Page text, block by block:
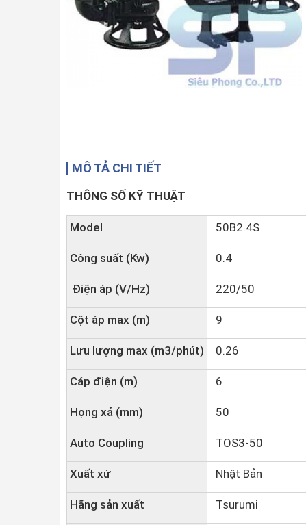
MÔ TẢ CHI TIẾT
THÔNG SỐ KỸ THUẬT
Model 50B2.4S
Công suất (Kw) 0.4
Điện áp (V/Hz) 220/50
Cột áp max (m) 9
Lưu lượng max (m3/phút) 0.26
Cáp điện (m) 6
Họng xả (mm) 50
Auto Coupling TOS3-50
Xuất xứ Nhật Bản
Hãng sản xuất Tsurumi